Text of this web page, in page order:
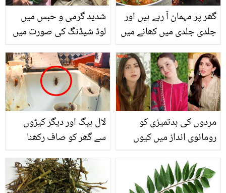
شدید گرمی و حبس میں
لوڈ شیڈنگ کی صورت میں
گرمی کی شدت کو کم کیا
جا سکے؟
گھر پر مہمان آ رہے ہیں اور
جلدی جلدی میں کھانے میں
پریشان نہ ہوں جانیں
کھانے سے مرچ کم کرنے کے
آسان طریقے
لال بیگ اور دیگر کیڑوں
سے گھر کو صاف رکھنا
آزمائیں اور اپنے گھر کو
رکھیں ہمیشہ صاف
مردوں کی بدتمیزی کو
رومانوی انداز میں کیوں
یوسف کے قتل پر پھٹ
پڑیں